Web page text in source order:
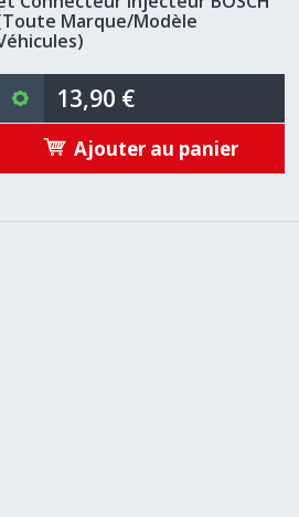
Marque/Modèle
13,90 €
Ajouter au panier